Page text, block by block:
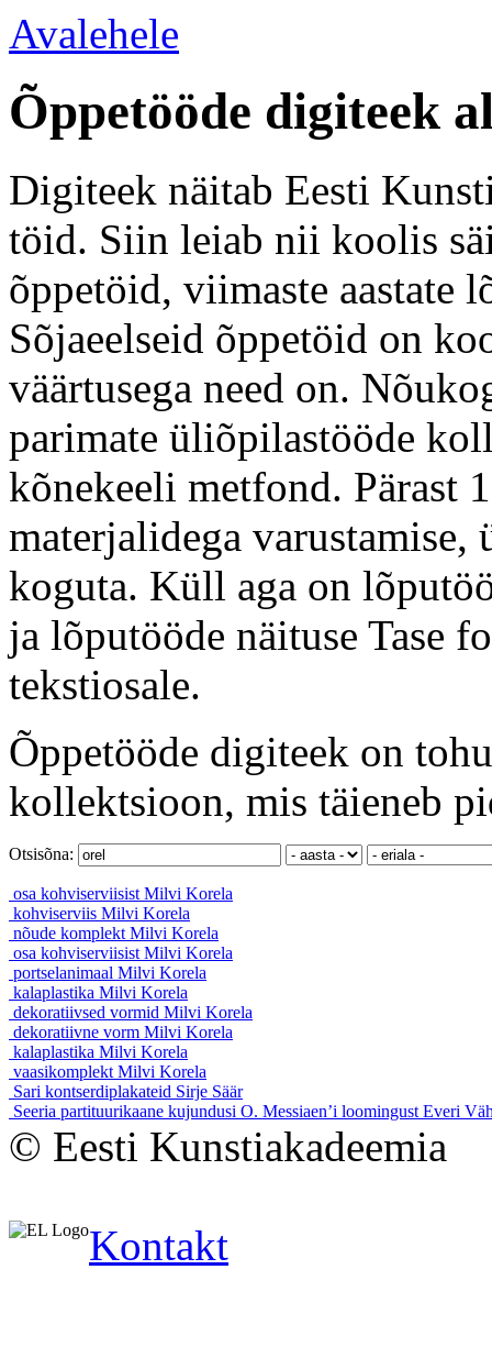
Avalehele
Õppetööde digiteek
Digiteek näitab Eesti
töid. Siin leiab nii koolis
õppetöid, viimaste aastate
Sõjaeelseid õppetöid on
väärtusega need on.
parimate üliõpilastööde
kõnekeeli metfond. Pärast
materjalidega varustamise,
koguta. Küll aga on
ja lõputööde näituse Tase
tekstiosale.
Õppetööde digiteek on
kollektsioon, mis täieneb
Otsisõna:
osa kohviserviisist Milvi Korela
kohviserviis Milvi Korela
nõude komplekt Milvi Korela
osa kohviserviisist Milvi Korela
portselanimaal Milvi Korela
kalaplastika Milvi Korela
dekoratiivsed vormid Milvi Korela
dekoratiivne vorm Milvi Korela
kalaplastika Milvi Korela
vaasikomplekt Milvi Korela
Sari kontserdiplakateid Sirje Säär
Seeria partituurikaane kujundusi O. Messiaen’i loomingust Everi
© Eesti Kunstiakadeemia
Kontakt